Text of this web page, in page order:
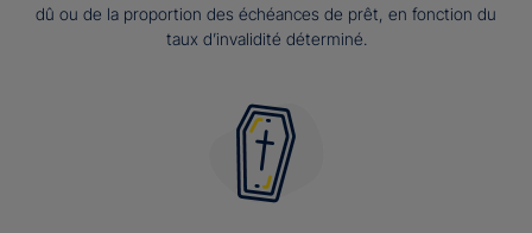
dû ou de la proportion des échéances de prêt, en fonction du
taux d’invalidité déterminé.